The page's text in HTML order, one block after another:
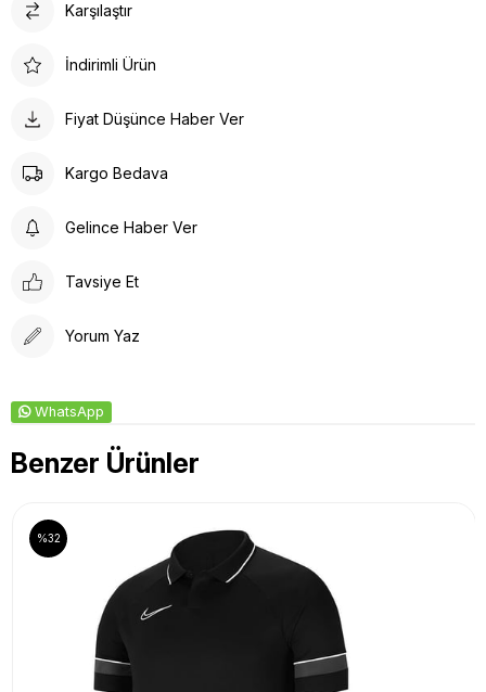
Karşılaştır
İndirimli Ürün
Fiyat Düşünce Haber Ver
Kargo Bedava
Gelince Haber Ver
Tavsiye Et
Yorum Yaz
WhatsApp
Benzer Ürünler
%32